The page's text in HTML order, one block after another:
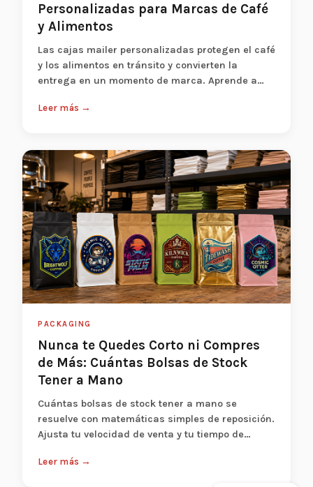
Personalizadas para Marcas de Café
y Alimentos
Las cajas mailer personalizadas protegen el café
y los alimentos en tránsito y convierten la
entrega en un momento de marca. Aprende a
Leer más →
PACKAGING
Nunca te Quedes Corto ni Compres
de Más: Cuántas Bolsas de Stock
Tener a Mano
Cuántas bolsas de stock tener a mano se
resuelve con matemáticas simples de reposición.
Ajusta tu velocidad de venta y tu tiempo de
Leer más →